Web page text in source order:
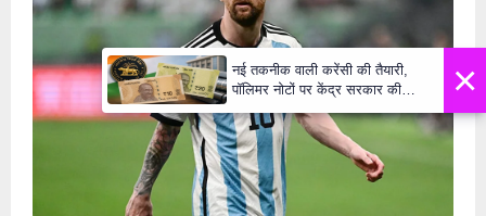
×
नई तकनीक वाली करेंसी की तैयारी,
पॉलिमर नोटों पर केंद्र सरकार की
₹10 और ₹20 के नोट - Daily Lok
Manch PM Modi U